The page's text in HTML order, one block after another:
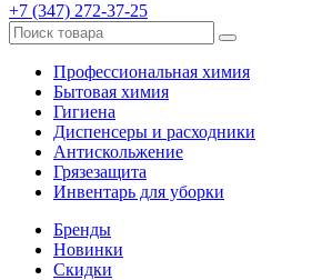
+7 (347) 272-37-25
Профессиональная химия
Бытовая химия
Гигиена
Диспенсеры и расходники
Антискольжение
Грязезащита
Инвентарь для уборки
Бренды
Новинки
Скидки